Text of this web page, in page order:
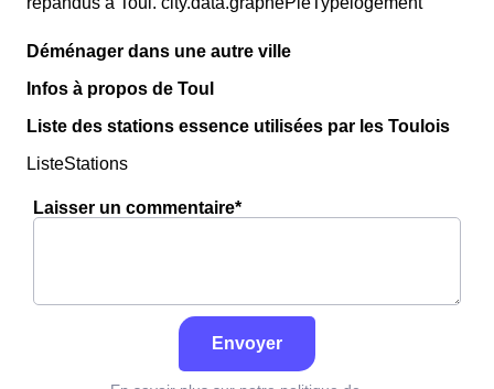
Déménager dans une autre ville
Infos à propos de Toul
Liste des stations essence utilisées par les Toulois
ListeStations
Laisser un commentaire*
Envoyer